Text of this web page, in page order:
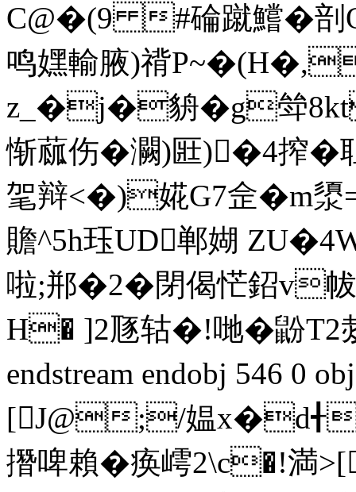
C@�(9 #碖蹴鱨�剖
鸣嫼輸腋)禙
z_�j�貈�g斚
惭蓏伤�灍)匨)�4搾�耻
毠辩<�)婲G7佱�m澃
贍^5h珏UD郸媩
啦;郱�2�閉偈恾鉊v帗
H� ]2豗轱�!哋�鼢T2
endstream endobj 546 0
[J@;/媪
撍啤賴�痪嶀2\c�!満